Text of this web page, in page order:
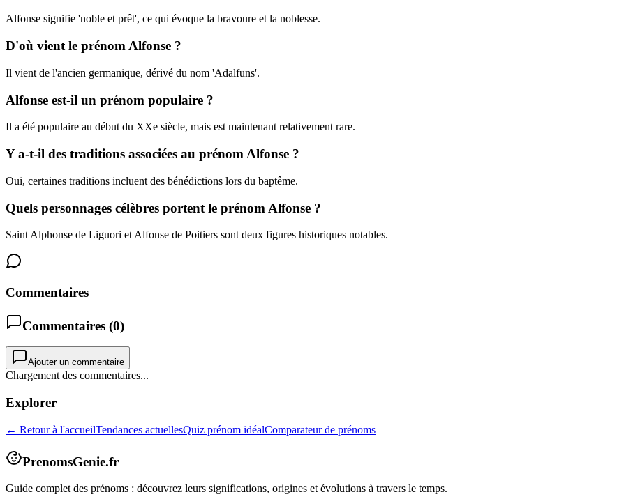
Alfonse signifie 'noble et prêt', ce qui évoque la bravoure et la noblesse.
D'où vient le prénom Alfonse ?
Il vient de l'ancien germanique, dérivé du nom 'Adalfuns'.
Alfonse est-il un prénom populaire ?
Il a été populaire au début du XXe siècle, mais est maintenant relativement rare.
Y a-t-il des traditions associées au prénom Alfonse ?
Oui, certaines traditions incluent des bénédictions lors du baptême.
Quels personnages célèbres portent le prénom Alfonse ?
Saint Alphonse de Liguori et Alfonse de Poitiers sont deux figures historiques notables.
Commentaires
Commentaires (0)
Ajouter un commentaire
Chargement des commentaires...
Explorer
← Retour à l'accueilTendances actuellesQuiz prénom idéalComparateur de prénoms
PrenomsGenie.fr
Guide complet des prénoms : découvrez leurs significations, origines et évolutions à travers le temps.